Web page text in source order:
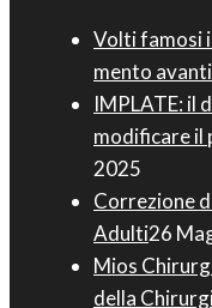
Volti famosi
mento
IMPLATE: il
modificare il
2025
Correzione
Adulti26
Mios
della